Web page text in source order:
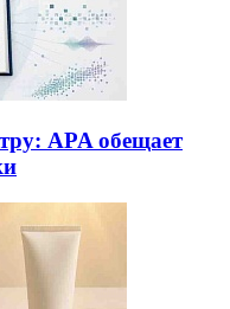
APA обещает